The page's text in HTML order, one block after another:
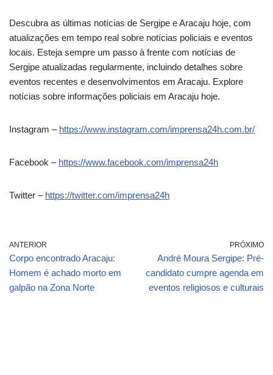
Descubra as últimas notícias de Sergipe e Aracaju hoje, com
atualizações em tempo real sobre notícias policiais e eventos
locais. Esteja sempre um passo à frente com notícias de
Sergipe atualizadas regularmente, incluindo detalhes sobre
eventos recentes e desenvolvimentos em Aracaju. Explore
notícias sobre informações policiais em Aracaju hoje.
Instagram – https://www.instagram.com/imprensa24h.com.br/
Facebook – https://www.facebook.com/imprensa24h
Twitter – https://twitter.com/imprensa24h
ANTERIOR
Corpo encontrado Aracaju:
Homem é achado morto em
galpão na Zona Norte
PRÓXIMO
André Moura Sergipe: Pré-
candidato cumpre agenda em
eventos religiosos e culturais